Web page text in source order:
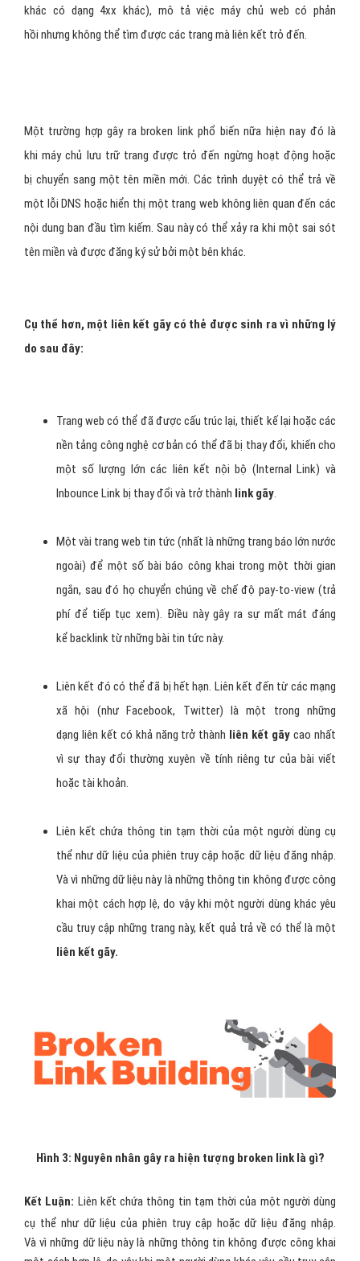
khác có dạng 4xx khác), mô tả việc máy chủ web có phản
hồi nhưng không thể tìm được các trang mà liên kết trỏ đến.
Một trường hợp gây ra broken link phổ biến nữa hiện nay đó là
khi máy chủ lưu trữ trang được trỏ đến ngừng hoạt động hoặc
bị chuyển sang một tên miền mới. Các trình duyệt có thể trả về
một lỗi DNS hoặc hiển thị một trang web không liên quan đến các
nội dung ban đầu tìm kiếm. Sau này có thể xảy ra khi một sai sót
tên miền và được đăng ký sử bởi một bên khác.
Cụ thể hơn, một liên kết gãy có thẻ được sinh ra vì những lý
do sau đây:
Trang web có thể đã được cấu trúc lại, thiết kế lại hoặc các
nền tảng công nghệ cơ bản có thể đã bị thay đổi, khiến cho
một số lượng lớn các liên kết nội bộ (Internal Link) và
Inbounce Link bị thay đổi và trở thành link gãy.
Một vài trang web tin tức (nhất là những trang báo lớn nước
ngoài) để một số bài báo công khai trong một thời gian
ngắn, sau đó họ chuyển chúng về chế độ pay-to-view (trả
phí để tiếp tục xem). Điều này gây ra sự mất mát đáng
kể backlink từ những bài tin tức này.
Liên kết đó có thể đã bị hết hạn. Liên kết đến từ các mạng
xã hội (như Facebook, Twitter) là một trong những
dạng liên kết có khả năng trở thành liên kết gãycao nhất
vì sự thay đổi thường xuyên về tính riêng tư của bài viết
hoặc tài khoản.
Liên kết chứa thông tin tạm thời của một người dùng cụ
thể như dữ liệu của phiên truy cập hoặc dữ liệu đăng nhập.
Và vì những dữ liệu này là những thông tin không được công
khai một cách hợp lệ, do vậy khi một người dùng khác yêu
cầu truy cập những trang này, kết quả trả về có thể là một
liên kết gãy.
Hình 3: Nguyên nhân gây ra hiện tượng broken link là gì?
Kết Luận: Liên kết chứa thông tin tạm thời của một người dùng
cụ thể như dữ liệu của phiên truy cập hoặc dữ liệu đăng nhập.
Và vì những dữ liệu này là những thông tin không được công khai